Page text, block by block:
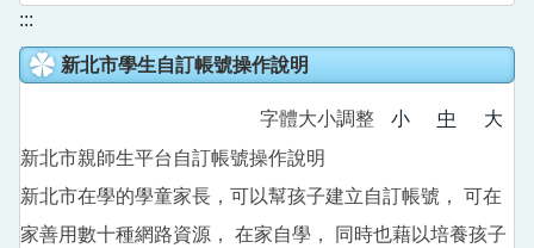
附設幼兒園
德音社團
營養午餐專區
五股樂齡中心
Youtube直播
教育部信箱
德音國小學生申訴信箱
全國在職教師進修網
教育雲
數位學習影音網
:::
新北市學生自訂帳號操作說明
字體大小調整 小 中
大
新北市親師生平台自訂帳號操作說明
新北市在學的學童家長，可以幫孩子建立自訂帳號， 可在
家善用數十種網路資源， 在家自學， 同時也藉以培養孩子